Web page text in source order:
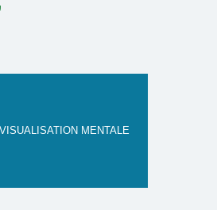
VISUALISATION MENTALE